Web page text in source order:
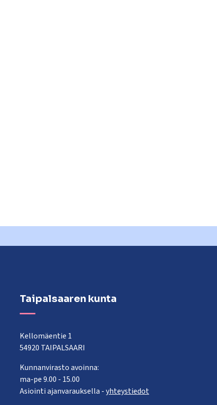
Taipalsaaren kunta
Kellomäentie 1
54920 TAIPALSAARI
Kunnanvirasto avoinna:
ma-pe 9.00 - 15.00
Asiointi ajanvarauksella -yhteystiedot